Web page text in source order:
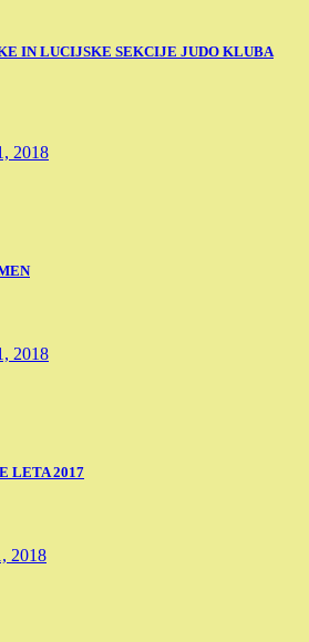
IN LUCIJSKE SEKCIJE JUDO KLUBA
2018
2018
LETA 2017
2018